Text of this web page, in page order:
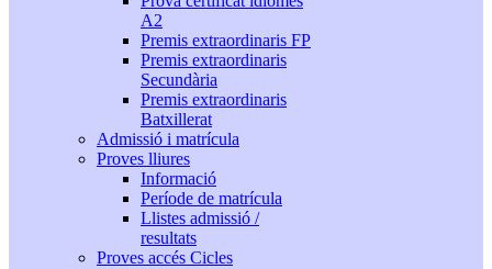
A2
Premis extraordinaris FP
Premis extraordinaris
Secundària
Premis extraordinaris
Batxillerat
Admissió i matrícula
Proves lliures
Informació
Període de matrícula
Llistes admissió /
resultats
Proves accés Cicles